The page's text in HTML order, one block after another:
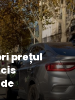
prețul